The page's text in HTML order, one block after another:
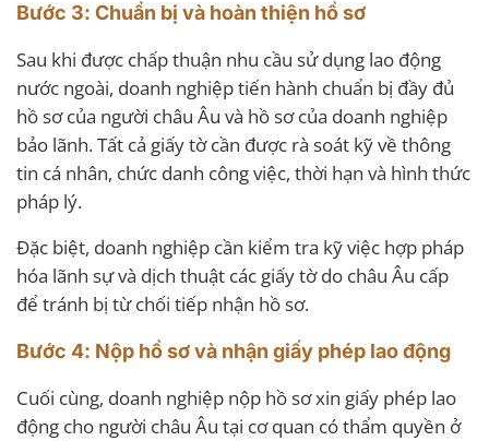
Bước 3: Chuẩn bị và hoàn thiện hồ sơ
Sau khi được chấp thuận nhu cầu sử dụng lao động
nước ngoài, doanh nghiệp tiến hành chuẩn bị đầy đủ
hồ sơ của người châu Âu và hồ sơ của doanh nghiệp
bảo lãnh. Tất cả giấy tờ cần được rà soát kỹ về thông
tin cá nhân, chức danh công việc, thời hạn và hình thức
pháp lý.
Đặc biệt, doanh nghiệp cần kiểm tra kỹ việc hợp pháp
hóa lãnh sự và dịch thuật các giấy tờ do châu Âu cấp
để tránh bị từ chối tiếp nhận hồ sơ.
Bước 4: Nộp hồ sơ và nhận giấy phép lao động
Cuối cùng, doanh nghiệp nộp hồ sơ xin giấy phép lao
động cho người châu Âu tại cơ quan có thẩm quyền ở